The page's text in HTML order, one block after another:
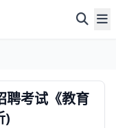
聘考试《教育
)